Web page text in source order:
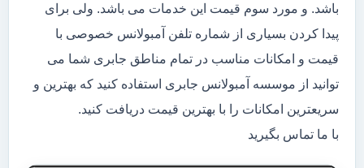
باشد. و مورد سوم قیمت این خدمات می باشد. ولی برای
پیدا کردن بسیاری از شماره تلفن آمبولانس خصوصی با
قیمت و امکانات مناسب در تمام مناطق جابری شما می
توانید از موسسه آمبولانس جابری استفاده کنید که بهترین و
سریعترین امکانات را با بهترین قیمت دریافت کنید.
با ما تماس بگیرید